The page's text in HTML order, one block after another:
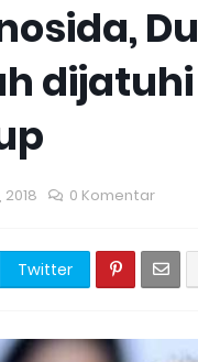
0 Komentar
Twitter